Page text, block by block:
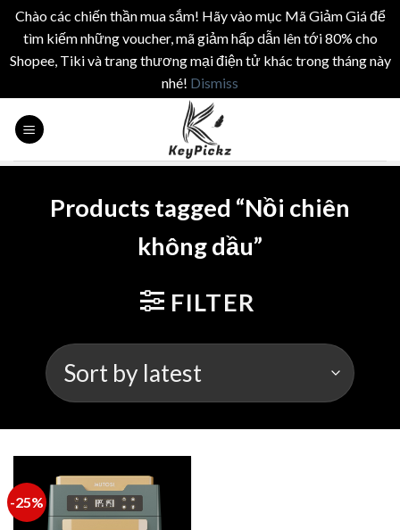
Chào các chiến thần mua sắm! Hãy vào mục Mã Giảm Giá để
tìm kiếm những voucher, mã giảm hấp dẫn lên tới 80% cho
Shopee, Tiki và trang thương mại điện tử khác trong tháng này
nhé! Dismiss
Products tagged “Nồi chiên
không dầu”
FILTER
-25%